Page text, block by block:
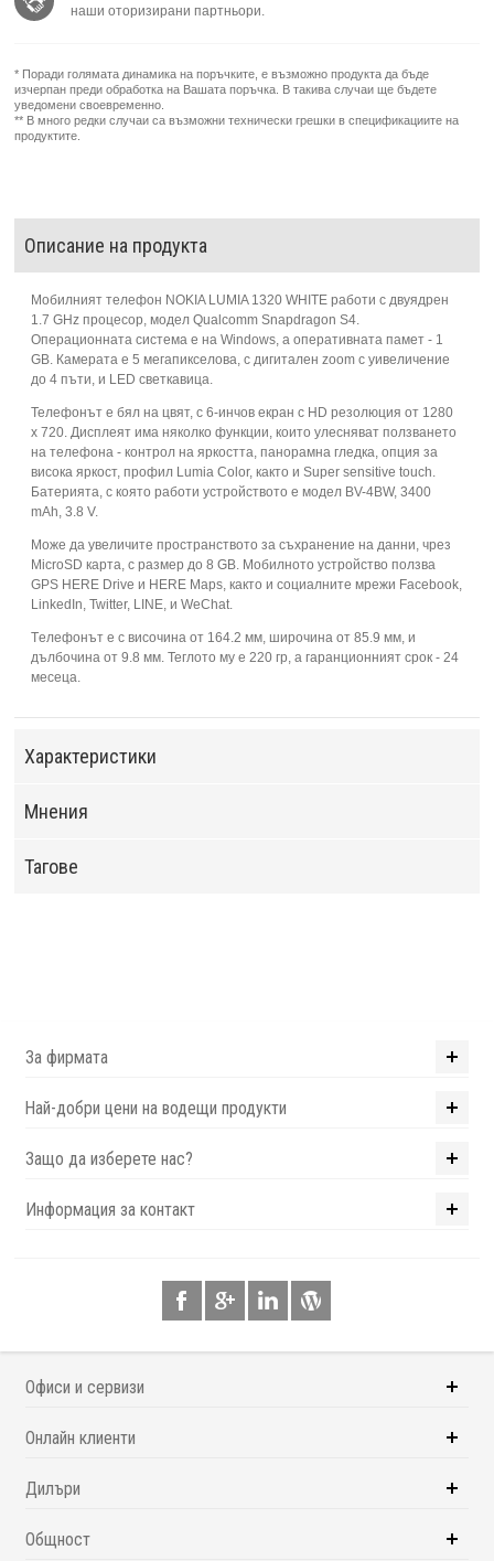
наши оторизирани партньори.
* Поради голямата динамика на поръчките, е възможно продукта да бъде
изчерпан преди обработка на Вашата поръчка. В такива случаи ще бъдете
уведомени своевременно.
** В много редки случаи са възможни технически грешки в спецификациите на
продуктите.
Описание на продукта
Мобилният телефон NOKIA LUMIA 1320 WHITE работи с двуядрен
1.7 GHz процесор, модел Qualcomm Snapdragon S4.
Операционната система е на Windows, a оперативната памет - 1
GB. Камерата е 5 мегапикселова, с дигитален zoom с уивеличение
до 4 пъти, и LED светкавица.
Телефонът е бял на цвят, с 6-инчов екран с HD резолюция от 1280
x 720. Дисплеят има няколко функции, които улесняват ползването
на телефона - контрол на яркостта, панорамна гледка, опция за
висока яркост, профил Lumia Color, както и Super sensitive touch.
Батерията, с която работи устройството е модел BV-4BW, 3400
mAh, 3.8 V.
Може да увеличите пространството за съхранение на данни, чрез
MicroSD карта, с размер до 8 GB. Мобилното устройство ползва
GPS HERE Drive и HERE Maps, както и социалните мрежи Facebook,
LinkedIn, Twitter, LINE, и WeChat.
Тeлефонът е с височина от 164.2 мм, широчина от 85.9 мм, и
дълбочина от 9.8 мм. Теглото му е 220 гр, а гаранционният срок - 24
месеца.
Характеристики
Мнения
Тагове
За фирмата
Най-добри цени на водещи продукти
Защо да изберете нас?
Информация за контакт
Офиси и сервизи
Онлайн клиенти
Дилъри
Общност